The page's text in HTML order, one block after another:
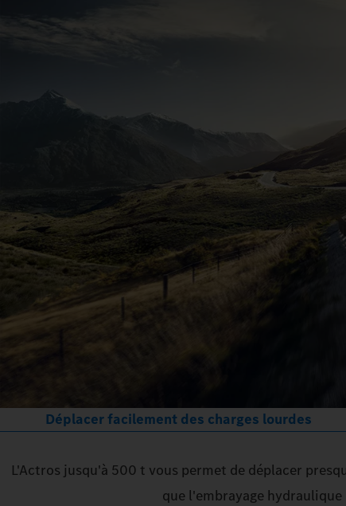
Déplacer facilement des charges lourdes
L'Actros jusqu'à 500 t vous permet de déplacer
que l'embrayage